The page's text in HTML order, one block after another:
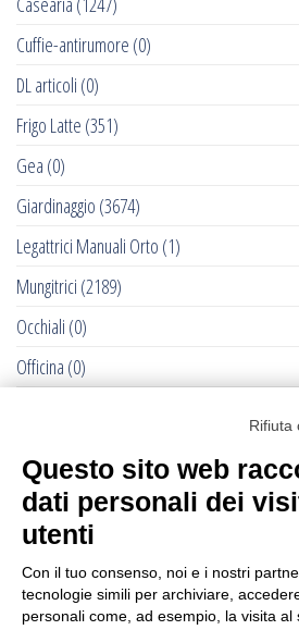
Cuffie-antirumore (0)
DL articoli (0)
Frigo Latte (351)
Gea (0)
Giardinaggio (3674)
Legattrici Manuali Orto (1)
Mungitrici (2189)
Occhiali (0)
Officina (0)
Recinti Elettrici e Elettrificatori(877)
Ricambi Allattatrici Forster
Selleria Cavallo(1193)
Senza categoria(232)
Rifiuta
Questo sito web
dati personali dei
utenti
Con il tuo consenso, noi e i nostri
tecnologie simili per archiviare,
personali come, ad esempio, la visita al